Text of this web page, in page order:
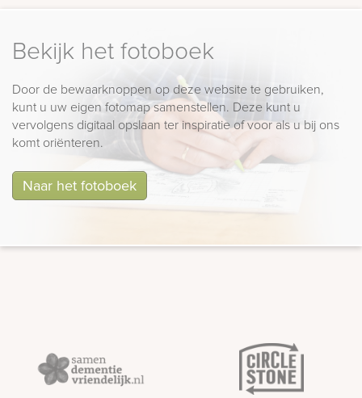
Bekijk het fotoboek
Door de bewaarknoppen op deze website te gebruiken,
kunt u uw eigen fotomap samenstellen. Deze kunt u
vervolgens digitaal opslaan ter inspiratie of voor als u bij ons
komt oriënteren.
Naar het fotoboek